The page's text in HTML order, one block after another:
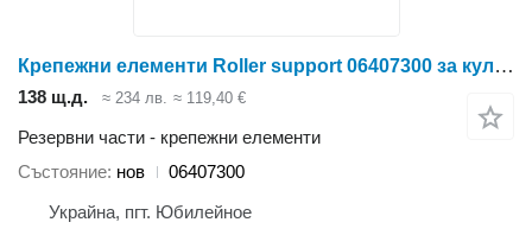
Крепежни елементи Roller support 06407300 за култиватор Case IH
138 щ.д. ≈ 234 лв. ≈ 119,40 €
Резервни части - крепежни елементи
Състояние нов
06407300
Украйна, пгт. Юбилейное